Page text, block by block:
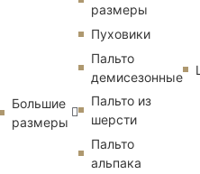
Большие
размеры
размеры
Пуховики
Пальто
демисезонные
Пальто из
шерсти
Пальто
альпака